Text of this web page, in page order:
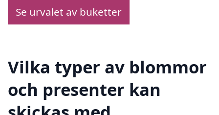
Se urvalet av buketter
Vilka typer av blommor
och presenter kan